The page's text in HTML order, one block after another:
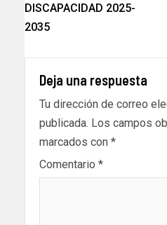
DISCAPACIDAD 2025-
2035
Deja una respuesta
Tu dirección de correo
publicada. Los campos
marcados con *
Comentario *